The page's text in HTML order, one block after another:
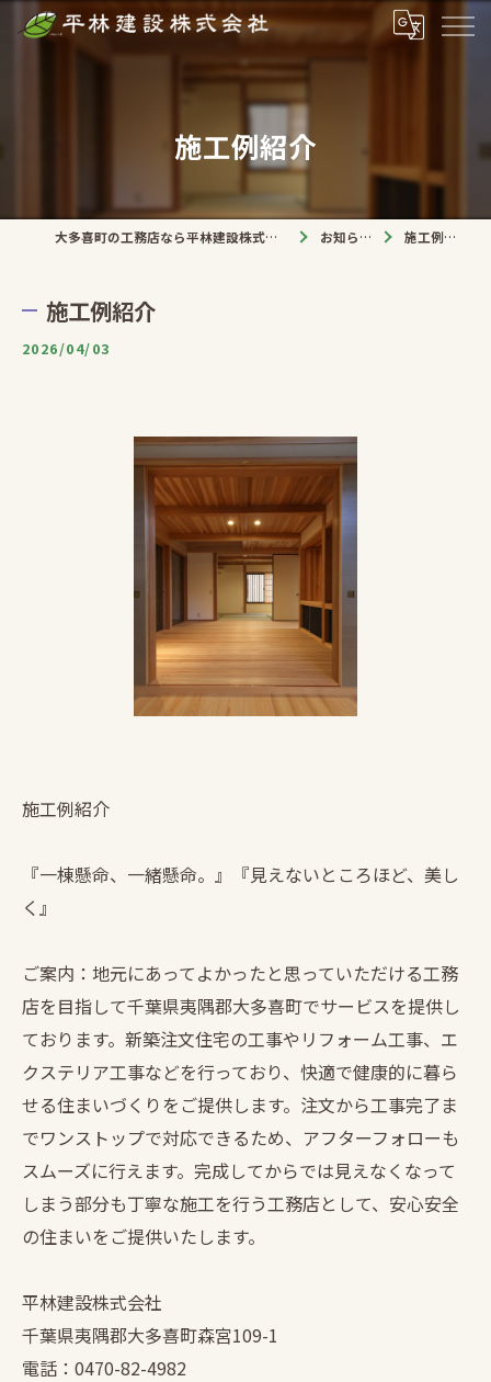
施工例紹介
大多喜町の工務店なら平林建設株式会社 お知らせ 施工例紹介
施工例紹介
2026/04/03
施工例紹介
『一棟懸命、一緒懸命。』『見えないところほど、美し
く』
ご案内：地元にあってよかったと思っていただける工務
店を目指して千葉県夷隅郡大多喜町でサービスを提供し
ております。新築注文住宅の工事やリフォーム工事、エ
クステリア工事などを行っており、快適で健康的に暮ら
せる住まいづくりをご提供します。注文から工事完了ま
でワンストップで対応できるため、アフターフォローも
スムーズに行えます。完成してからでは見えなくなって
しまう部分も丁寧な施工を行う工務店として、安心安全
の住まいをご提供いたします。
平林建設株式会社
千葉県夷隅郡大多喜町森宮109-1
電話：0470-82-4982